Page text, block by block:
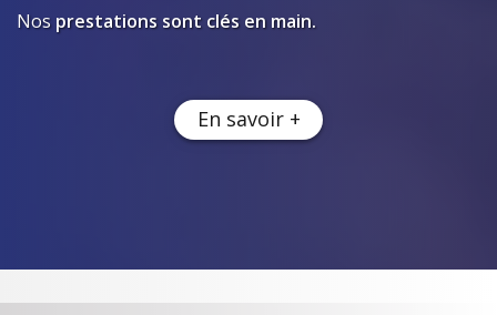
Nos prestations sont clés en main.
En savoir +